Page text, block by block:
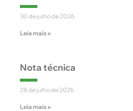
30 de julho de 2026
Leia mais »
Nota técnica
28 de julho de 2026
Leia mais »